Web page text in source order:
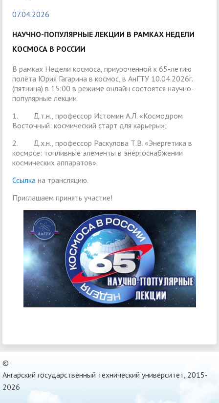
07.04.2026
НАУЧНО-ПОПУЛЯРНЫЕ ЛЕКЦИИ В РАМКАХ НЕДЕЛИ
КОСМОСА В РОССИИ
В рамках Недели космоса, приуроченной к 65-летию
полёта Юрия Гагарина в космос, в АнГТУ 10.04.2026г.
(пятница) в 15:00 в режиме онлайн состоятся научно-
популярные лекции:
1. Д.т.н., профессор Истомин А.Л. «Космодром
Восточный: космический старт для карьеры»;
2. Д.х.н., профессор Раскулова Т.В. «Энергетика в
космосе: топливные элементы в энергоснабжении
космических аппаратов».
Ссылка на трансляцию.
Приглашаем принять участие!
©
Ангарский государственный технический университет, 2015-
2026